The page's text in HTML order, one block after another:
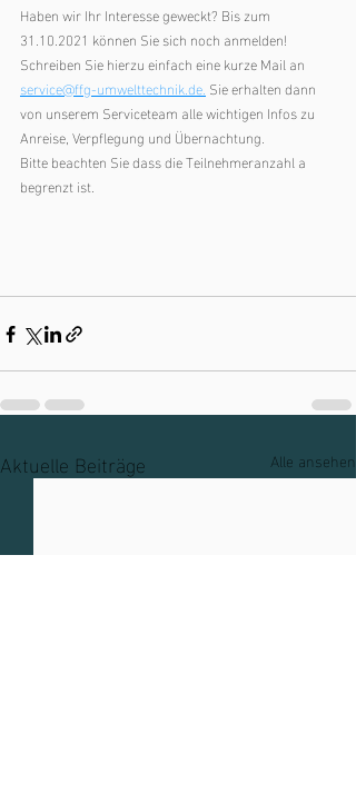
Haben wir Ihr Interesse geweckt? Bis zum
31.10.2021 können Sie sich noch anmelden!
Schreiben Sie hierzu einfach eine kurze Mail an
service@ffg-umwelttechnik.de. Sie erhalten dann
von unserem Serviceteam alle wichtigen Infos zu
Anreise, Verpflegung und Übernachtung.
Bitte beachten Sie dass die Teilnehmeranzahl a
begrenzt ist.
Aktuelle Beiträge Alle ansehen